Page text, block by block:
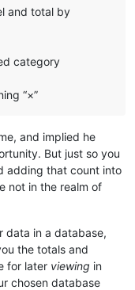
and total by
category
“×”
and implied he
But just so you
adding that count into
not in the realm of
data in a database,
the totals and
for later viewing in
chosen database